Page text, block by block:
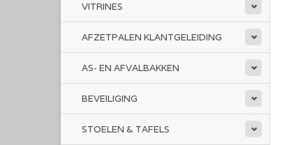
VITRINES
AFZETPALEN KLANTGELEIDING
AS- EN AFVALBAKKEN
BEVEILIGING
STOELEN & TAFELS